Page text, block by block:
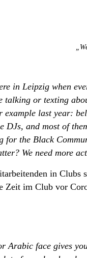
in Leipzig when
talking or texting
last year:
DJs, and most of
the Black
We need more
in Clubs
Zeit im Club vor
Arabic face gives